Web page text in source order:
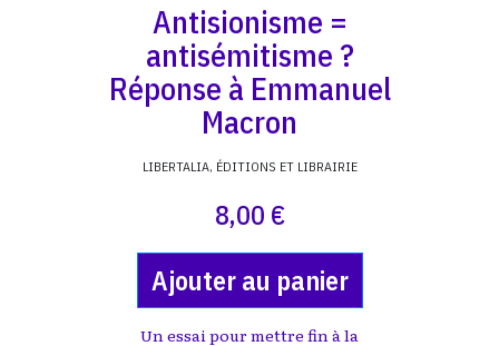
Antisionisme =
antisémitisme ?
Réponse à Emmanuel
Macron
LIBERTALIA, ÉDITIONS ET LIBRAIRIE
8,00 €
Ajouter au panier
Un essai pour mettre fin à la